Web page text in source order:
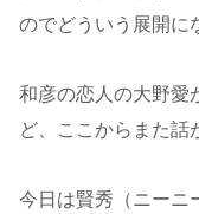
のでどういう展開に
和彦の恋人の大野愛
ど、ここからまた話
今日は賢秀（ニーニ